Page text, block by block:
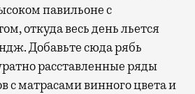
павильоне с
откуда весь день льется
Добавьте сюда рябь
расставленные ряды
с матрасами винного цвета и